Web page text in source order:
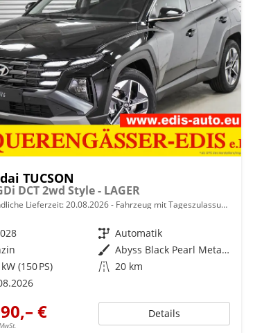
TUCSON
DCT 2wd Style - LAGER
Lieferzeit:20.08.2026 Fahrzeug mit Tageszulassung
Getriebe Automatik
Außenfarbe
Abyss Black Pearl Metallic ()
(150 PS) Kilometerstand 20 km
€ Details